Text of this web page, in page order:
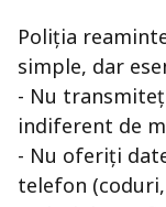
Poliția
simple, dar
- Nu
indiferent de
- Nu oferiți
telefon